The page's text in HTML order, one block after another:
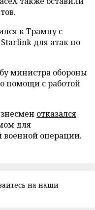
к Трампу с
Starlink для атак по
министра обороны
помощи с работой
отказался
для
операции.
на наши